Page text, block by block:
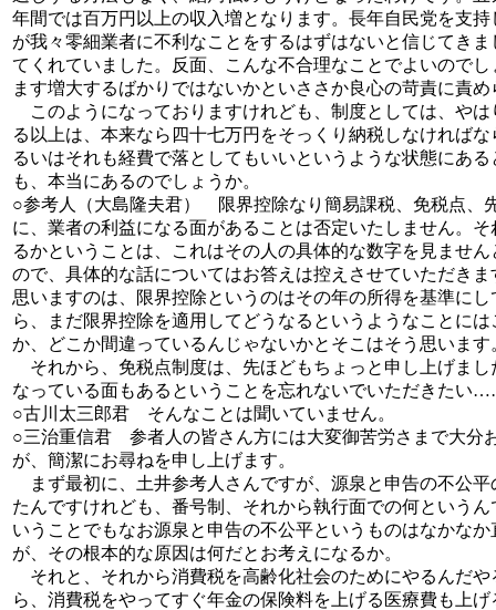
年間では百万円以上の収入増となります。長年自民党を支
が我々零細業者に不利なことをするはずはないと信じてき
てくれていました。反面、こんな不合理なことでよいので
ます増大するばかりではないかといささか良心の苛責に責
このようになっておりますけれども、制度としては、や
る以上は、本来なら四十七万円をそっくり納税しなければ
るいはそれも経費で落としてもいいというような状態にあ
も、本当にあるのでしょうか。
○参考人（大島隆夫君） 限界控除なり簡易課税、免税点、
に、業者の利益になる面があることは否定いたしません。
るかということは、これはその人の具体的な数字を見ませ
ので、具体的な話についてはお答えは控えさせていただき
思いますのは、限界控除というのはその年の所得を基準に
ら、まだ限界控除を適用してどうなるというようなことに
か、どこか間違っているんじゃないかとそこはそう思います
それから、免税点制度は、先ほどもちょっと申し上げま
なっている面もあるということを忘れないでいただきたい
○古川太三郎君 そんなことは聞いていません。
○三治重信君 参者人の皆さん方には大変御苦労さまで大分
が、簡潔にお尋ねを申し上げます。
まず最初に、土井参考人さんですが、源泉と申告の不公
たんですけれども、番号制、それから執行面での何という
いうことでもなお源泉と申告の不公平というものはなかな
が、その根本的な原因は何だとお考えになるか。
それと、それから消費税を高齢化社会のためにやるんだや
ら、消費税をやってすぐ年金の保険料を上げる医療費も上